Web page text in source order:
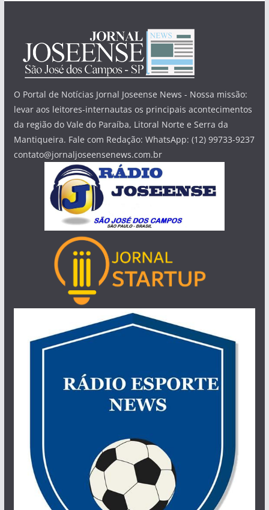
O Portal de Notícias Jornal Joseense News - Nossa missão:
levar aos leitores-internautas os principais acontecimentos
da região do Vale do Paraíba, Litoral Norte e Serra da
Mantiqueira. Fale com Redação: WhatsApp: (12) 99733-9237
contato@jornaljoseensenews.com.br